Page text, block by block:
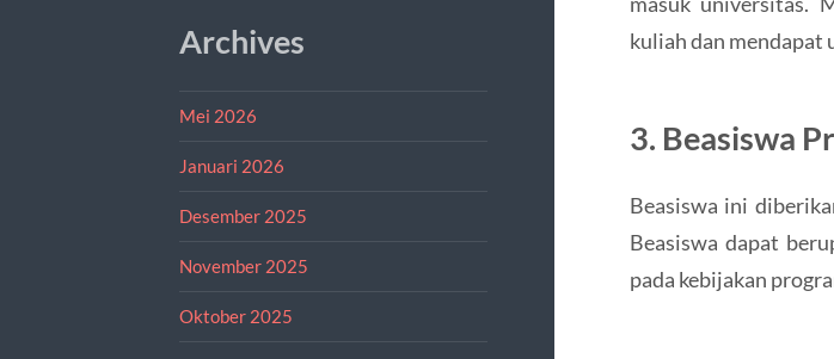
Archives
Mei 2026
Januari 2026
Desember 2025
November 2025
Oktober 2025
kuliah dan mendapat
3. Beasiswa
Beasiswa ini
Beasiswa dapat
pada kebijakan